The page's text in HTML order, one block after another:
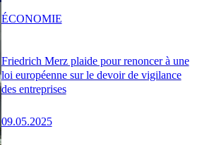
Friedrich Merz plaide pour renoncer à une
loi européenne sur le devoir de vigilance
des entreprises
09.05.2025
ÉCONOMIE